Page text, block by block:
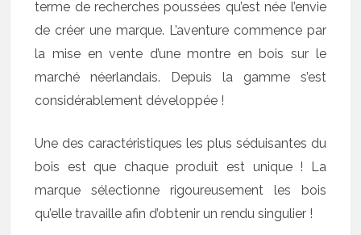
terme de recherches poussées qu’est née l’envie
de créer une marque. L’aventure commence par
la mise en vente d’une montre en bois sur le
marché néerlandais. Depuis la gamme s’est
considérablement développée !
Une des caractéristiques les plus séduisantes du
bois est que chaque produit est unique ! La
marque sélectionne rigoureusement les bois
qu’elle travaille afin d’obtenir un rendu singulier !